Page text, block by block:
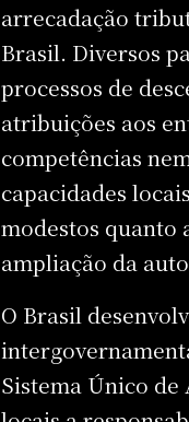
arrecadação
Brasil. Diversos
processos de
atribuições aos
competências
capacidades
modestos quanto
ampliação da
O Brasil
Sistema Único de